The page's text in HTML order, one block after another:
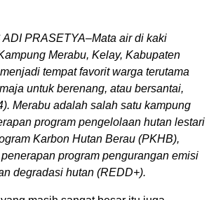
PRASETYA–Mata air di kaki
Merabu, Kelay, Kabupaten
tempat favorit warga terutama
untuk berenang, atau bersantai,
Merabu adalah salah satu kampung
program pengelolaan hutan lestari
Karbon Hutan Berau (PKHB),
program pengurangan emisi
degradasi hutan (REDD+).